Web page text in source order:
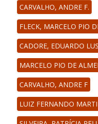
CARVALHO, ANDRE F.
FLECK, MARCELO PIO
CADORE, EDUARDO
MARCELO PIO DE
CARVALHO, ANDRE F
LUIZ FERNANDO